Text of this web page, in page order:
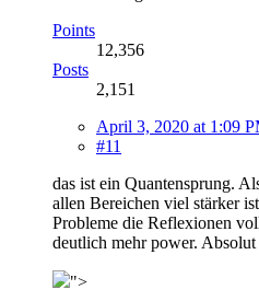
Points
12,356
Posts
2,151
April 3, 2020 at 1:09
#11
das ist ein Quantensprung.
allen Bereichen viel stärker
Probleme die Reflexionen
deutlich mehr power. Absolut
">